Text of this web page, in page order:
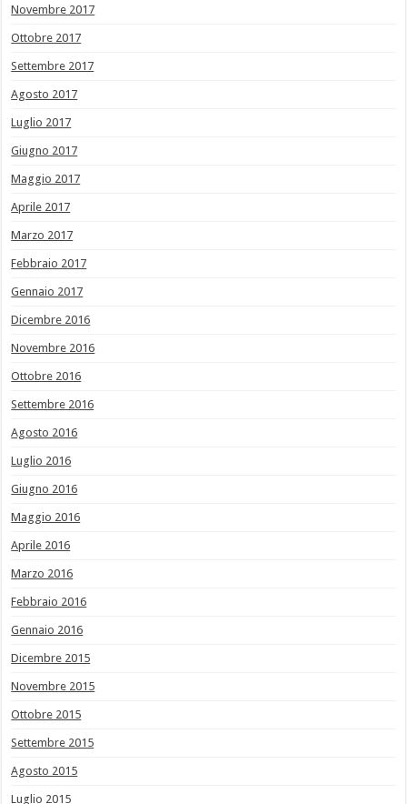
Novembre 2017
Ottobre 2017
Settembre 2017
Agosto 2017
Luglio 2017
Giugno 2017
Maggio 2017
Aprile 2017
Marzo 2017
Febbraio 2017
Gennaio 2017
Dicembre 2016
Novembre 2016
Ottobre 2016
Settembre 2016
Agosto 2016
Luglio 2016
Giugno 2016
Maggio 2016
Aprile 2016
Marzo 2016
Febbraio 2016
Gennaio 2016
Dicembre 2015
Novembre 2015
Ottobre 2015
Settembre 2015
Agosto 2015
Luglio 2015